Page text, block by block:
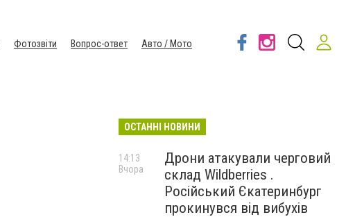
Фотозвіти Вопрос-ответ
Авто / Мото
ОСТАННІ НОВИНИ
Дрони атакували черговий
склад Wildberries .
Російський Єкатеринбург
прокинувся від вибухів
14:13
Вчора